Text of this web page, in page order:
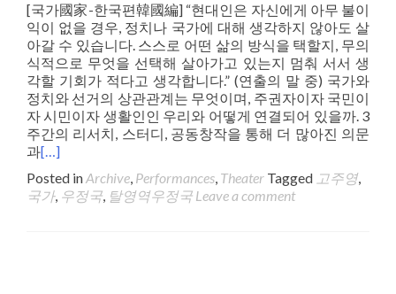
[국가國家-한국편韓國編] “현대인은 자신에게 아무 불이
익이 없을 경우, 정치나 국가에 대해 생각하지 않아도 살
아갈 수 있습니다. 스스로 어떤 삶의 방식을 택할지, 무의
식적으로 무엇을 선택해 살아가고 있는지 멈춰 서서 생
각할 기회가 적다고 생각합니다.” (연출의 말 중) 국가와
정치와 선거의 상관관계는 무엇이며, 주권자이자 국민이
자 시민이자 생활인인 우리와 어떻게 연결되어 있을까. 3
주간의 리서치, 스터디, 공동창작을 통해 더 많아진 의문
과[…]
Posted inArchive, Performances, Theater Tagged 고주영,
국가, 우정국, 탈영역우정국 Leave a comment